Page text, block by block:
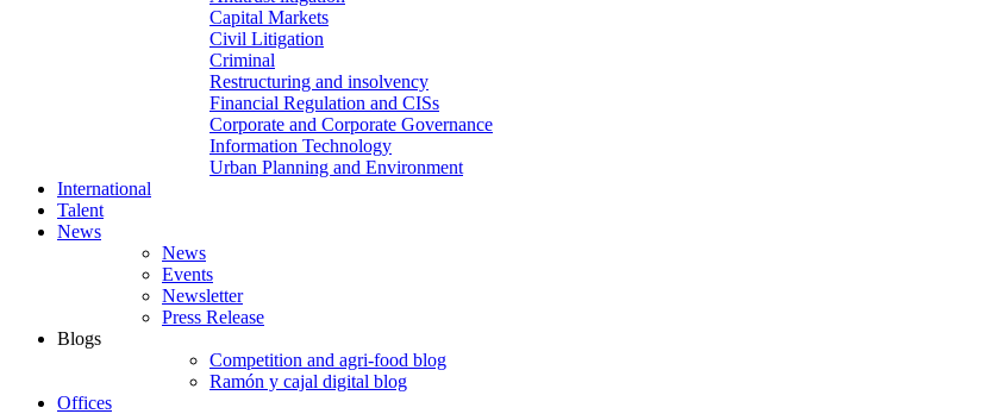
Capital Markets
Civil Litigation
Criminal
Restructuring and insolvency
Financial Regulation and CISs
Corporate and Corporate Governance
Information Technology
Urban Planning and Environment
International
Talent
News
News
Events
Newsletter
Press Release
Blogs
Competition and agri-food blog
Ramón y cajal digital blog
Offices